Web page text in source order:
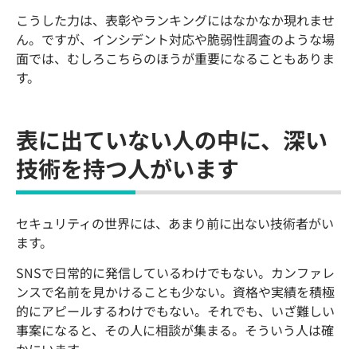
こうした力は、表彰やランキングにはなかなか現れませ
ん。ですが、インシデント対応や脆弱性調査のような場
面では、むしろこちらのほうが重要になることもありま
す。
表に出ていない人の中に、深い
技術を持つ人がいます
セキュリティの世界には、あまり前に出ない技術者がい
ます。
SNSで日常的に発信しているわけでもない。カンファレ
ンスで名前を見かけることも少ない。資格や実績を積極
的にアピールするわけでもない。それでも、いざ難しい
事案になると、その人に相談が集まる。そういう人は確